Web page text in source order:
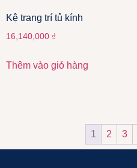
Kệ trang trí tủ kính
16,140,000 ₫
Thêm vào giỏ hàng
1 2 3